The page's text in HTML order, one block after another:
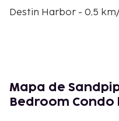
Destin Harbor - 0,5
Jetty East
Praias de Destin - 2,2
Jolee Island Nature
Mapa de
Bedroom Condo